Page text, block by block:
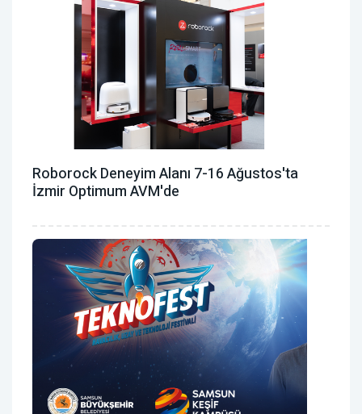
Roborock Deneyim Alanı 7-16 Ağustos'ta
İzmir Optimum AVM'de